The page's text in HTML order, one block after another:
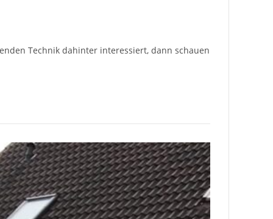
Technik dahinter interessiert, dann schauen